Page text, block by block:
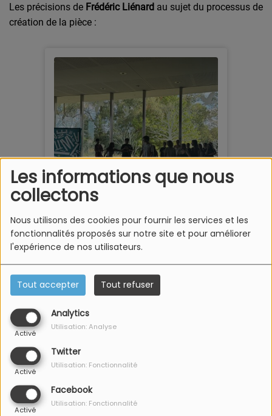
Les informations que nous
collectons
Nous utilisons des cookies pour fournir les services et les
fonctionnalités proposés sur notre site et pour améliorer
l'expérience de nos utilisateurs.
Tout accepter Tout refuser
Analytics
Activé
Utilisation: Analyse
Twitter
Activé
Utilisation: Fonctionnalité
Facebook
Activé
Utilisation: Fonctionnalité
Les précisions de Frédéric Liénard au sujet du processus de
création de la pièce :
Lesjeudis 11 et vendredis 12 juin
assassine
à 20h. Ensuite, il sera possible de profiter
d'ateliers d'improvisation, animés parFlavien Reppert
comédien, improvisateur et metteur en scène du Théâtre de
Anaïs Follenius
Voir aussi